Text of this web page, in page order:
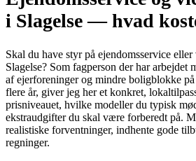
i Slagelse — hvad
Skal du have styr på ejendomsservice
Slagelse? Som fagperson der har arbejdet
af ejerforeninger og mindre boligblokke
flere år, giver jeg her et konkret,
prisniveauet, hvilke modeller du typisk
ekstraudgifter du skal være forberedt på.
realistiske forventninger, indhente gode
regninger.